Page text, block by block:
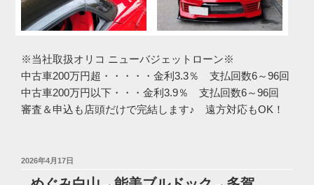
※当社取扱オリコ ニューバジェットローン※
中古車200万円超・・・・・金利3.3％ 支払回数6～96回
中古車200万円以下・・・金利3.9％ 支払回数6～96回
審査＆申込も店頭だけで完結します♪ 遠方対応もOK！
投
2026年4月17日